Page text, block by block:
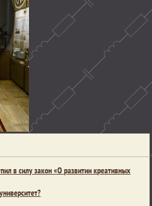
в силу закон «О развитии креативных